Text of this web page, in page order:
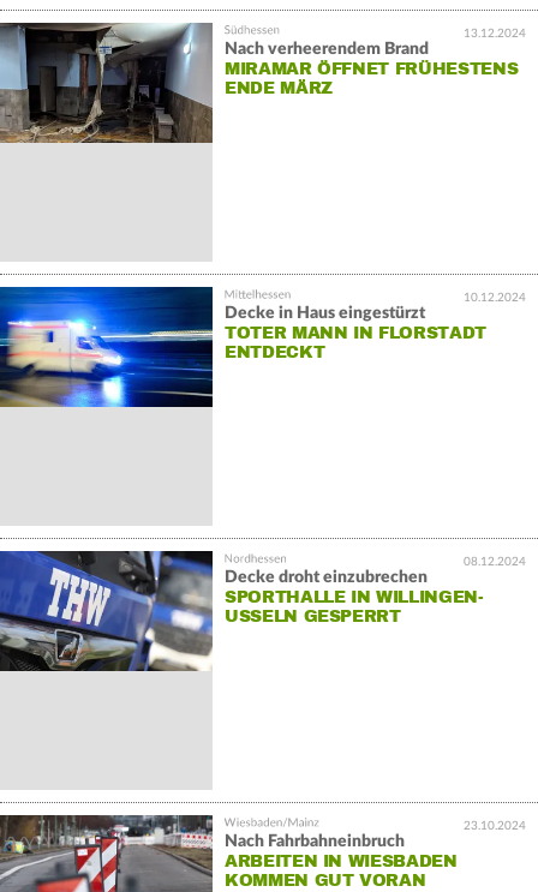
13.12.2024
Nach verheerendem Brand
MIRAMAR ÖFFNET FRÜHESTENS
ENDE MÄRZ
10.12.2024
Decke in Haus eingestürzt
TOTER MANN IN FLORSTADT
ENTDECKT
08.12.2024
Decke droht einzubrechen
SPORTHALLE IN WILLINGEN-
USSELN GESPERRT
23.10.2024
Nach Fahrbahneinbruch
ARBEITEN IN WIESBADEN
KOMMEN GUT VORAN